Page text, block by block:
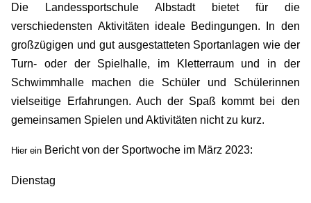
Die Landessportschule Albstadt bietet für die
verschiedensten Aktivitäten ideale Bedingungen. In den
großzügigen und gut ausgestatteten Sportanlagen wie der
Turn- oder der Spielhalle, im Kletterraum und in der
Schwimmhalle machen die Schüler und Schülerinnen
vielseitige Erfahrungen. Auch der Spaß kommt bei den
gemeinsamen Spielen und Aktivitäten nicht zu kurz.
Hier ein Bericht von der Sportwoche im März 2023:
Dienstag